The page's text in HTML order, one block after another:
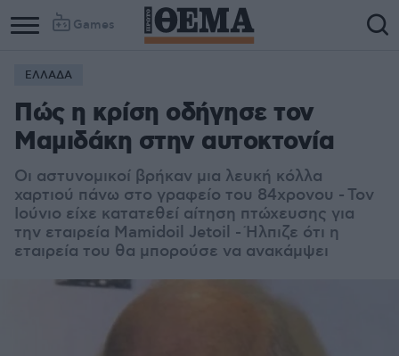
Games
ΕΛΛΑΔΑ
Πώς η κρίση οδήγησε τον
Μαμιδάκη στην αυτοκτονία
Οι αστυνομικοί βρήκαν μια λευκή κόλλα
χαρτιού πάνω στο γραφείο του 84χρονου - Τον
Ιούνιο είχε κατατεθεί αίτηση πτώχευσης για
την εταιρεία Mamidoil Jetoil - Ήλπιζε ότι η
εταιρεία του θα μπορούσε να ανακάμψει